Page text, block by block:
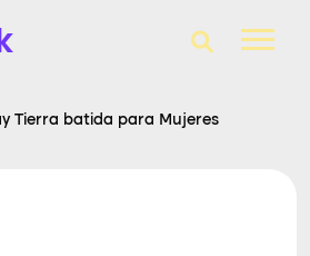
de tenis
Tierra batida para Mujeres